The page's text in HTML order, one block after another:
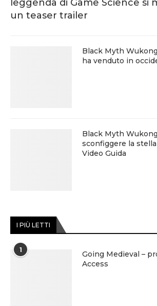
leggenda di Game Science si
un teaser trailer
Black Myth
ha venduto in
Black Myth
sconfiggere la
Video Guida
I PIÙ LETTI
1
Going Medieval –
Access